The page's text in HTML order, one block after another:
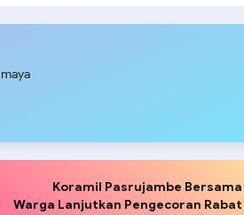
Koramil Pasrujambe Bersama
Warga Lanjutkan Pengecoran Rabat